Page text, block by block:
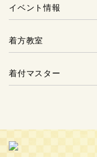
イベント情報
着方教室
着付マスター